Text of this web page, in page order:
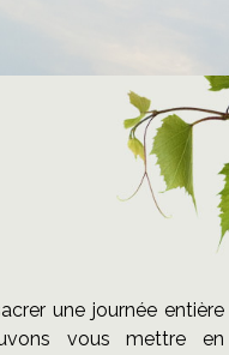
une journée entière
vous mettre en